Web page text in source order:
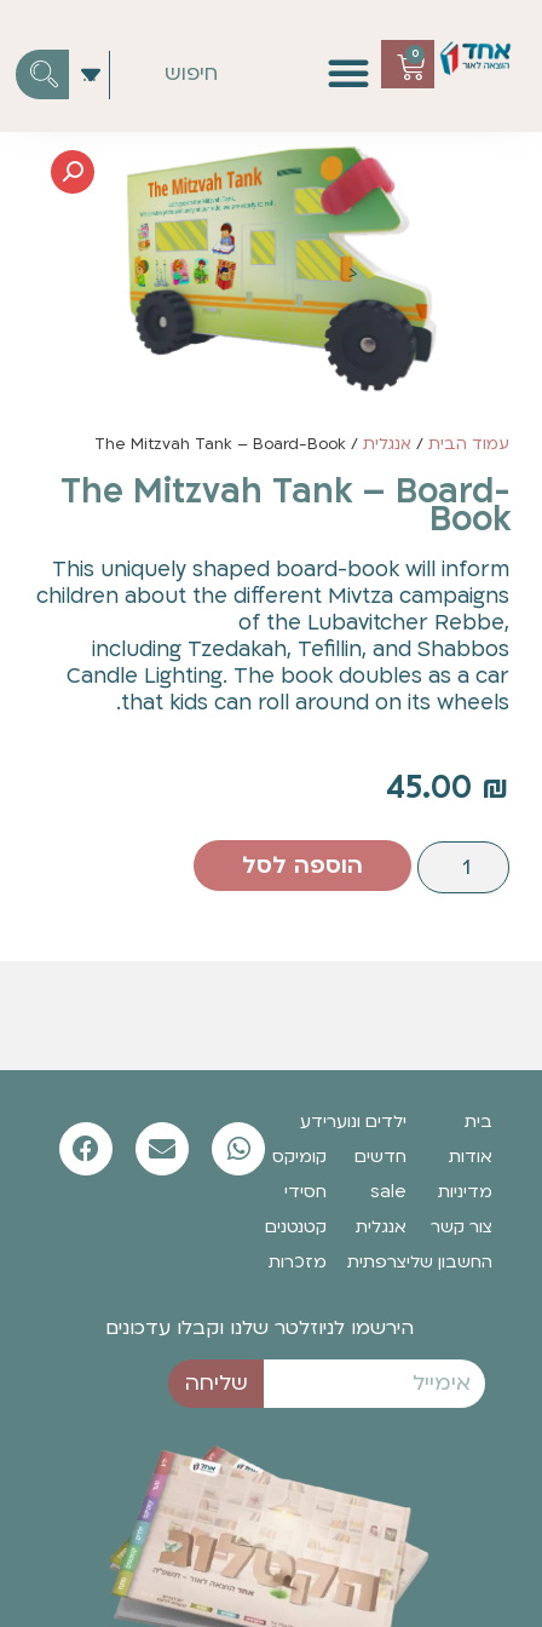
0
עמוד הבית/ אנגלית/ The Mitzvah Tank – Board-Book
The Mitzvah Tank – Board-
Book
This uniquely shaped board-book will inform
children about the different Mivtza campaigns
of the Lubavitcher Rebbe,
including Tzedakah, Tefillin, and Shabbos
Candle Lighting. The book doubles as a car
that kids can roll around on its wheels.
45.00 ₪
הוספה לסל
בית
אודות
מדיניות
צור קשר
החשבון שלי
ילדים ונוער
חדשים
sale
אנגלית
צרפתית
ידע
קומיקס
חסידי
קטנטנים
מזכרות
הירשמו לניוזלטר שלנו וקבלו עדכונים
שליחה